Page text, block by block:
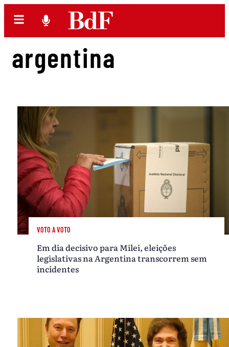
argentina
VOTO A VOTO
Em dia decisivo para Milei, eleições
legislativas na Argentina transcorrem sem
incidentes